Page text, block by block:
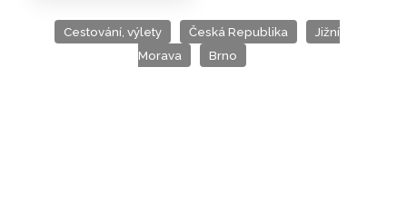
Cestování, výlety Česká Republika
Jižní
Morava
Brno